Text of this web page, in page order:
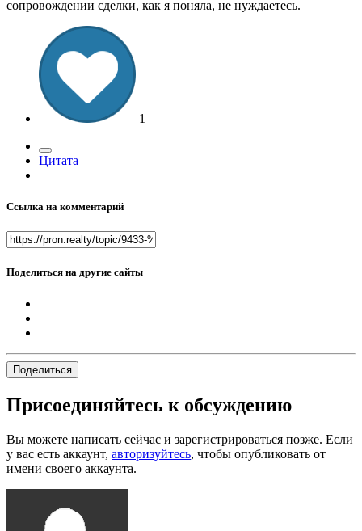
сопровождении сделки, как я поняла, не нуждаетесь.
1
Цитата
Ссылка на комментарий
Поделиться на другие сайты
Поделиться
Присоединяйтесь к обсуждению
Вы можете написать сейчас и зарегистрироваться позже. Если
у вас есть аккаунт, авторизуйтесь, чтобы опубликовать от
имени своего аккаунта.